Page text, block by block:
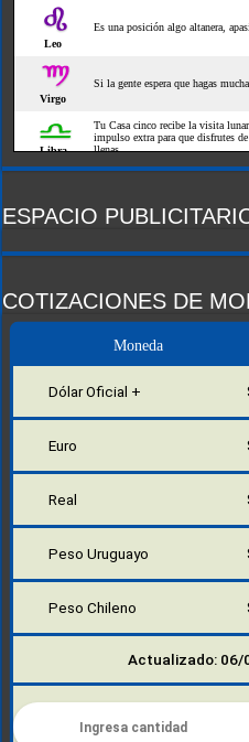
ESPACIO
COTIZACIONES DE
Moneda
Dólar Oficial +
Euro
Real
Peso Uruguayo
Peso Chileno
Actualizado: 06/